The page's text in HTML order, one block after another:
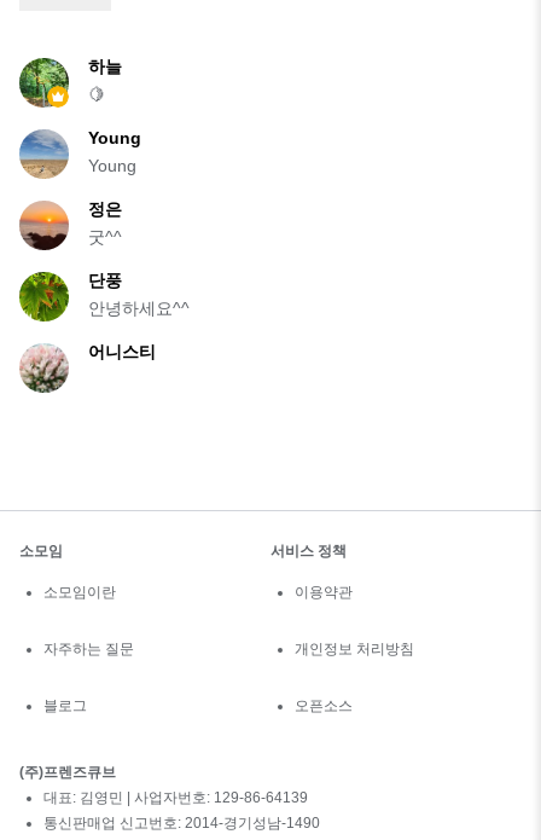
하늘
🍋
Young
Young
정은
굿^^
단풍
안녕하세요^^
어니스티
소모임
소모임이란
자주하는 질문
블로그
서비스 정책
이용약관
개인정보 처리방침
오픈소스
(주)프렌즈큐브
대표: 김영민 | 사업자번호: 129-86-64139
통신판매업 신고번호: 2014-경기성남-1490